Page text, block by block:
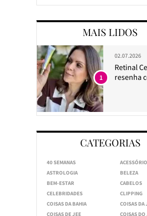
MAIS LIDOS
02.07.2026
Retinal
resenha
1
CATEGORIAS
40 SEMANAS
ASTROLOGIA
BELEZA
BEM-ESTAR
CABELOS
CELEBRIDADES
CLIPPING
COISAS DA BAHIA
COISAS DA
COISAS DE JEE
COISAS DO